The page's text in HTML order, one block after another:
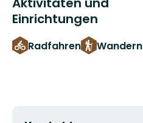
Einrichtungen
Radfahren Wandern